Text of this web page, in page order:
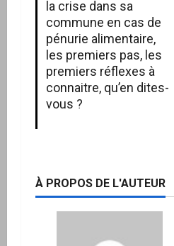
la crise dans sa
commune en cas de
pénurie alimentaire,
les premiers pas, les
premiers réflexes à
connaitre, qu’en dites-
vous ?
À PROPOS DE L'AUTEUR